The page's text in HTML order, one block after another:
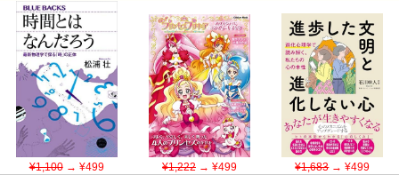
¥1,100→ ¥499 ¥1,222→ ¥499 ¥1,683→ ¥499